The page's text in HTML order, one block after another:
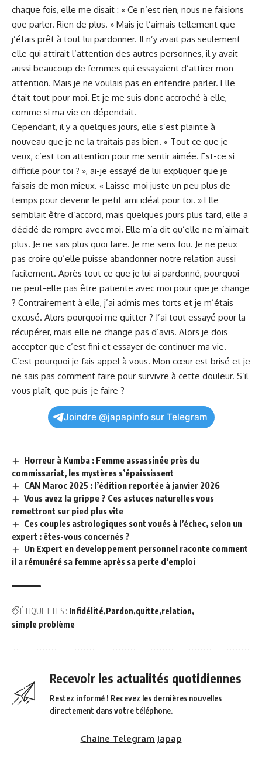
⁣chaque fois, elle me disait : « Ce n’est rien, nous ne ​faisions
que parler. Rien de plus. » Mais je l’aimais tellement que
j’étais prêt à tout ‍lui pardonner. Il n’y avait pas⁢ seulement
elle qui attirait l’attention des autres personnes, il y avait
aussi beaucoup de femmes qui essayaient d’attirer mon
⁢attention. Mais je ne voulais pas en entendre parler. Elle
était tout pour moi. Et je me suis ​donc accroché ⁢à elle,
comme si ma ​vie en dépendait.
Cependant, il y a⁢ quelques jours, elle s’est⁤ plainte à
nouveau que ⁣je ne la traitais pas bien. « Tout ce que je
veux, c’est ton attention pour me sentir aimée. Est-ce‍ si
difficile⁤ pour⁤ toi⁣ ? »,​ ai-je​ essayé de lui expliquer ⁤que je
faisais de mon ⁤mieux. « Laisse-moi juste un peu plus⁤ de
temps pour devenir le petit ami idéal pour‌ toi. »⁢ Elle ​
semblait être d’accord, mais quelques jours‍ plus tard, elle a
décidé de rompre avec moi. Elle m’a dit qu’elle ne m’aimait⁢
plus.⁤ Je ne sais plus quoi ⁣faire. Je me sens fou. Je ne peux
pas croire‍ qu’elle puisse abandonner notre⁢ relation⁢ aussi
facilement. Après tout ce que je lui ai pardonné, pourquoi
ne peut-elle pas‌ être patiente​ avec‍ moi ⁣pour que je⁣ change
​? Contrairement⁣ à elle, ⁤j’ai admis mes torts et je m’étais
‍excusé. Alors pourquoi⁣ me quitter ? J’ai ‍tout essayé​ pour la
récupérer, mais ​elle⁣ ne⁣ change pas‍ d’avis. Alors ​je dois
accepter que c’est fini et essayer de continuer ma vie.
C’est pourquoi je⁢ fais ⁤appel à vous. Mon cœur est ⁤brisé et je
ne sais ‌pas comment faire pour survivre à cette douleur. S’il
vous plaît, que puis-je faire ?
Joindre @japapinfo sur Telegram
Horreur à Kumba : Femme assassinée près du
commissariat, les mystères s’épaississent
CAN Maroc 2025 : l’édition reportée à janvier 2026
Vous avez la grippe ? Ces astuces naturelles vous
remettront sur pied plus vite
Ces couples astrologiques sont voués à l’échec, selon un
expert : êtes-vous concernés ?
Un Expert en developpement personnel raconte comment
il a rémunéré sa femme après sa perte d’emploi
ÉTIQUETTES : Infidélité Pardon quitte relation
simple problème
Recevoir les actualités quotidiennes
Restez informé ! Recevez les dernières nouvelles
directement dans votre téléphone.
Chaine Telegram Japap